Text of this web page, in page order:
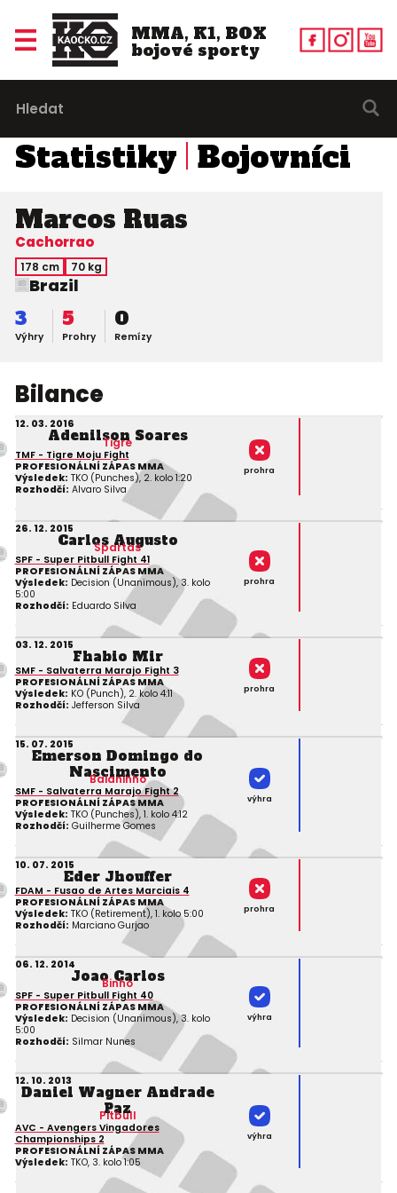
MMA, K1, BOX
bojové sporty
Statistiky Bojovníci
Marcos Ruas
Cachorrao
178 cm 70 kg
Brazil
Výhry
3
Prohry
5
Remízy
0
Bilance
12. 03. 2016
Adenilson Soares
Tigre
TMF - Tigre Moju Fight
PROFESIONÁLNÍ ZÁPAS MMA
Výsledek: TKO (Punches), 2. kolo 1:20
Rozhodčí: Alvaro Silva
prohra
26. 12. 2015
Carlos Augusto
Spartas
SPF - Super Pitbull Fight 41
PROFESIONÁLNÍ ZÁPAS MMA
Výsledek: Decision (Unanimous), 3. kolo
5:00
Rozhodčí: Eduardo Silva
prohra
03. 12. 2015
Fhabio Mir
SMF - Salvaterra Marajo Fight 3
PROFESIONÁLNÍ ZÁPAS MMA
Výsledek: KO (Punch), 2. kolo 4:11
Rozhodčí: Jefferson Silva
prohra
15. 07. 2015
Emerson Domingo do
Nascimento
Baianinho
SMF - Salvaterra Marajo Fight 2
PROFESIONÁLNÍ ZÁPAS MMA
Výsledek: TKO (Punches), 1. kolo 4:12
Rozhodčí: Guilherme Gomes
výhra
10. 07. 2015
Eder Jhouffer
FDAM - Fusao de Artes Marciais 4
PROFESIONÁLNÍ ZÁPAS MMA
Výsledek: TKO (Retirement), 1. kolo 5:00
Rozhodčí: Marciano Gurjao
prohra
06. 12. 2014
Joao Carlos
Binho
SPF - Super Pitbull Fight 40
PROFESIONÁLNÍ ZÁPAS MMA
Výsledek: Decision (Unanimous), 3. kolo
5:00
Rozhodčí: Silmar Nunes
výhra
12. 10. 2013
Daniel Wagner Andrade
Paz
Pitbull
AVC - Avengers Vingadores
Championships 2
PROFESIONÁLNÍ ZÁPAS MMA
Výsledek: TKO, 3. kolo 1:05
výhra